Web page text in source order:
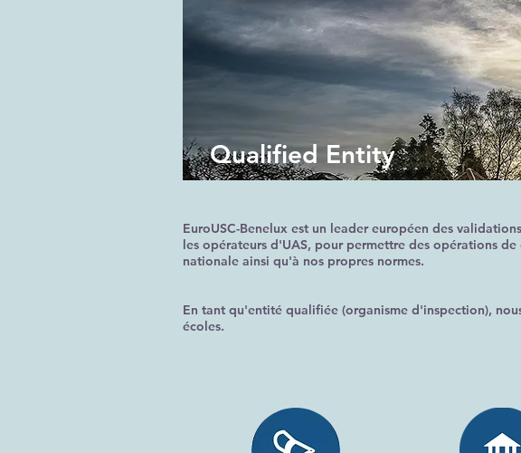
Qualified Entity
EuroUSC-Benelux est un leader européen des
les opérateurs d'UAS, pour permettre des opérations
nationale ainsi qu'à nos propres normes.
En tant qu'entité qualifiée (organisme d'inspection),
écoles.